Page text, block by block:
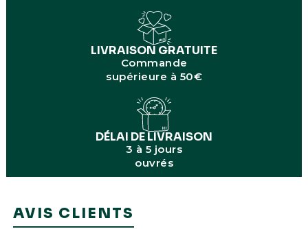
LIVRAISON GRATUITE
Commande
supérieure à 50€
DÉLAI DE LIVRAISON
3 à 5 jours
ouvrés
AVIS CLIENTS